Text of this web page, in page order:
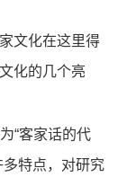
文化在这里得
化的几个亮
“客家话的代
特点，对研究